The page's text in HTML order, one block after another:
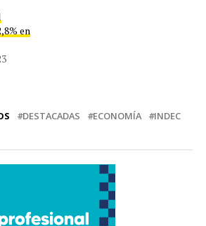
en
DESTACADAS ECONOMÍA
INDEC